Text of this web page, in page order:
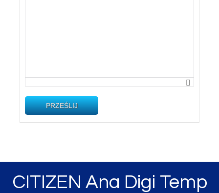
PRZEŚLIJ
CITIZEN Ana Digi Temp